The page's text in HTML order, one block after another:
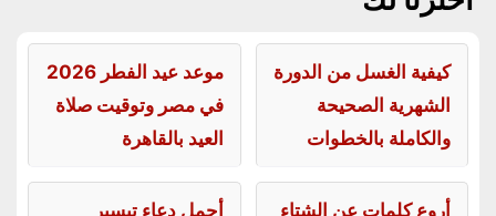
كيفية الغسل من الدورة
الشهرية الصحيحة
والكاملة بالخطوات
موعد عيد الفطر 2026
في مصر وتوقيت صلاة
العيد بالقاهرة
أروع كلمات عن الشتاء
أجمل دعاء تيسير